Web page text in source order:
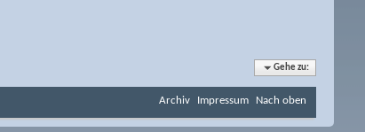
Gehe zu:
Archiv Impressum Nach oben